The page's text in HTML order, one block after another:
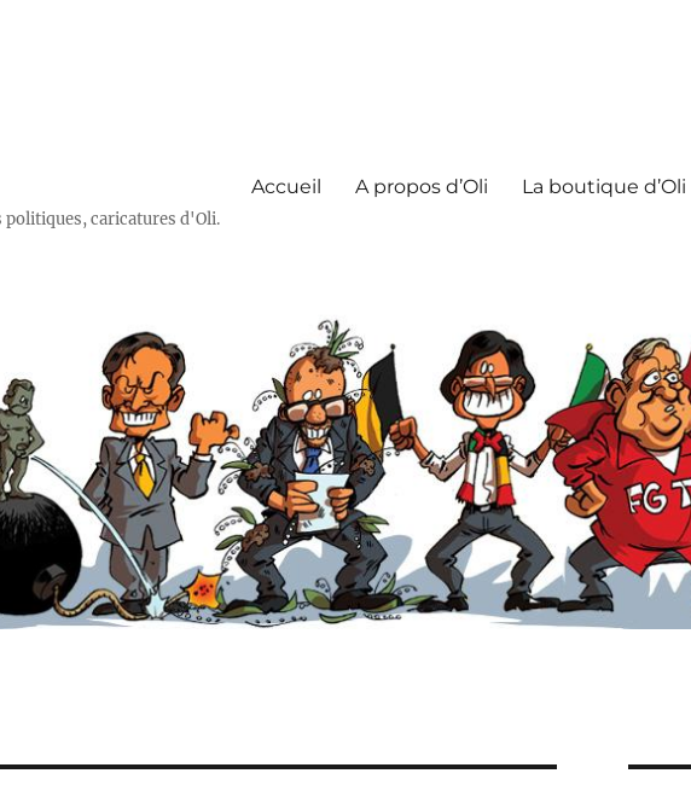
caricatures d'Oli.
Accueil A propos d’Oli La boutique d’Oli